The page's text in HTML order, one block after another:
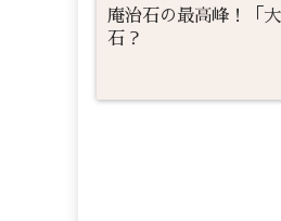
庵治石の最高峰！「
石？